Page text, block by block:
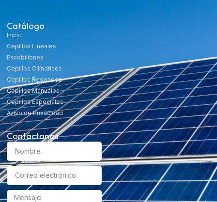
Catálogo
Inicio
Cepillos Lineales
Escobillones
Cepillos Cilíndricos
Cepillos Redondos
Cepillos Manuales
Cepillos Especiales
Aviso de Privacidad
Contáctanos